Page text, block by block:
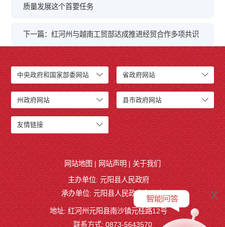
质量发展这个首要任务
下一篇：红河州与越南工贸部达成推进经贸合作多项共识
中央政府和国家部委网站 省政府网站
州政府网站 县市政府网站
友情链接
x
网站地图 | 网站声明 | 关于我们
主办单位: 元阳县人民政府
承办单位: 元阳县人民政府办公室
地址: 红河州元阳县南沙镇元桂路12号
联系方式: 0873-5643570